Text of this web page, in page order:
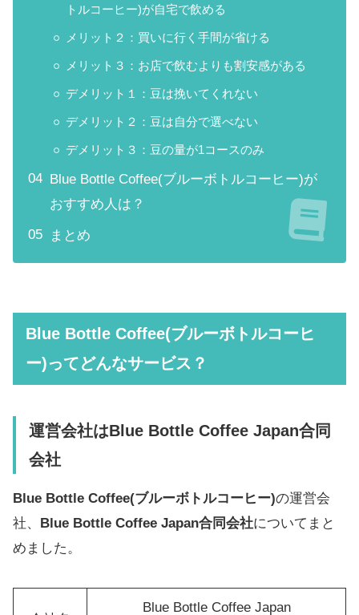
トルコーヒー)が自宅で飲める
メリット２：買いに行く手間が省ける
メリット３：お店で飲むよりも割安感がある
デメリット１：豆は挽いてくれない
デメリット２：豆は自分で選べない
デメリット３：豆の量が1コースのみ
Blue Bottle Coffee(ブルーボトルコーヒー)が
おすすめ人は？
まとめ
Blue Bottle Coffee(ブルーボトルコーヒ
ー)ってどんなサービス？
運営会社はBlue Bottle Coffee Japan合同
会社
Blue Bottle Coffee(ブルーボトルコーヒー)の運営会
社、
Blue Bottle Coffee Japan合同会社についてまと
めました。
Blue Bottle Coffee Japan